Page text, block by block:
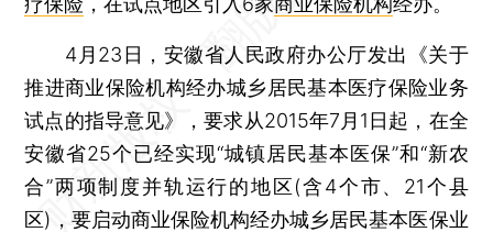
4月23日，安徽省人民政府办公厅发出《关于
推进商业保险机构经办城乡居民基本医疗保险业务
试点的指导意见》，要求从2015年7月1日起，在全
安徽省25个已经实现“城镇居民基本医保”和“新农
合”两项制度并轨运行的地区(含4个市、21个县
区)，要启动商业保险机构经办城乡居民基本医保业